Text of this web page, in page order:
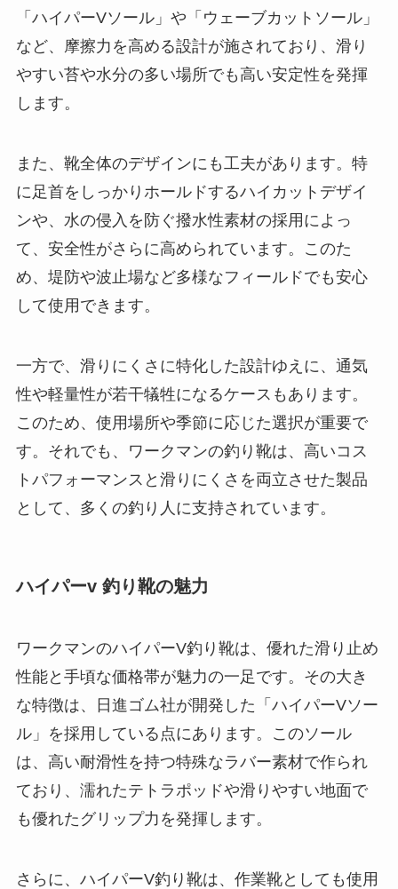
「ハイパーVソール」や「ウェーブカットソール」
など、摩擦力を高める設計が施されており、滑り
やすい苔や水分の多い場所でも高い安定性を発揮
します。
また、靴全体のデザインにも工夫があります。特
に足首をしっかりホールドするハイカットデザイ
ンや、水の侵入を防ぐ撥水性素材の採用によっ
て、安全性がさらに高められています。このた
め、堤防や波止場など多様なフィールドでも安心
して使用できます。
一方で、滑りにくさに特化した設計ゆえに、通気
性や軽量性が若干犠牲になるケースもあります。
このため、使用場所や季節に応じた選択が重要で
す。それでも、ワークマンの釣り靴は、高いコス
トパフォーマンスと滑りにくさを両立させた製品
として、多くの釣り人に支持されています。
ハイパーv 釣り靴の魅力
ワークマンのハイパーV釣り靴は、優れた滑り止め
性能と手頃な価格帯が魅力の一足です。その大き
な特徴は、日進ゴム社が開発した「ハイパーVソー
ル」を採用している点にあります。このソール
は、高い耐滑性を持つ特殊なラバー素材で作られ
ており、濡れたテトラポッドや滑りやすい地面で
も優れたグリップ力を発揮します。
さらに、ハイパーV釣り靴は、作業靴としても使用